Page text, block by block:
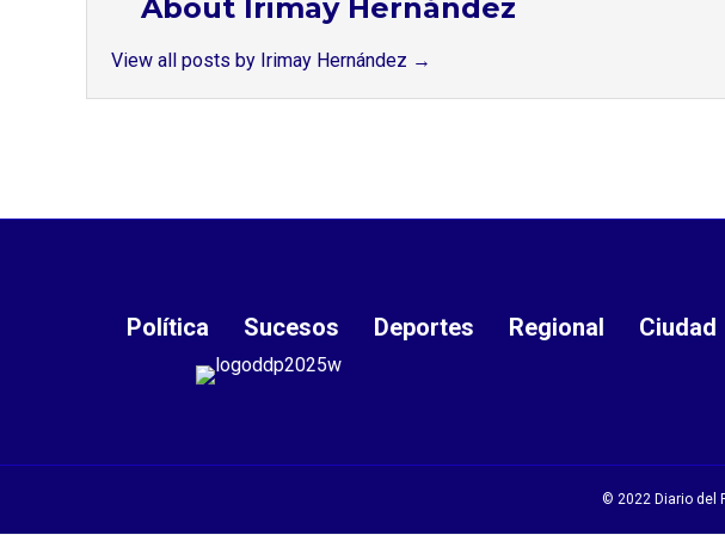
About Irimay Hernández
View all posts by Irimay Hernández →
Política Sucesos Deportes Regional Ciudad
© 2022 Diario del